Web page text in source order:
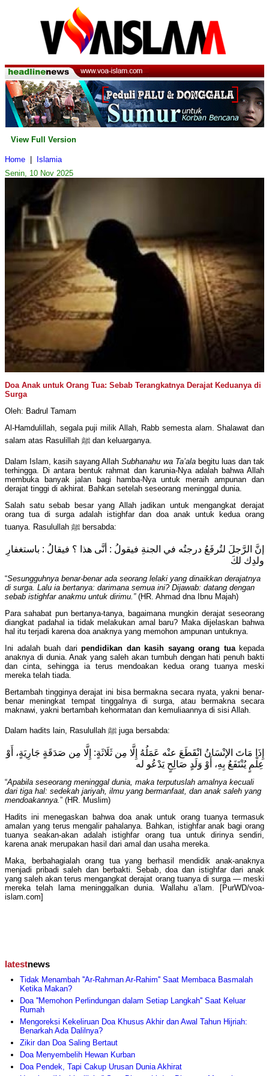
View Full Version
Home
Islamia
Senin, 10 Nov 2025
Doa Anak untuk Orang Tua: Sebab Terangkatnya Derajat Keduanya di
Surga
Oleh: Badrul Tamam
Al-Hamdulillah, segala puji milik Allah, Rabb semesta alam. Shalawat dan
salam atas Rasulillah ﷺ dan keluarganya.
Dalam Islam, kasih sayang AllahSubhanahu wa Ta’alabegitu luas dan tak
terhingga. Di antara bentuk rahmat dan karunia-Nya adalah bahwa Allah
membuka banyak jalan bagi hamba-Nya untuk meraih ampunan dan
derajat tinggi di akhirat. Bahkan setelah seseorang meninggal dunia.
Salah satu sebab besar yang Allah jadikan untuk mengangkat derajat
orang tua di surga adalah istighfar dan doa anak untuk kedua orang
tuanya. Rasulullah ﷺ bersabda:
إنَّ الرَّجلَ لتُرفَعُ درجتُه في الجنةِ فيقولُ : أنَّى هذا ؟ فيقالُ : باستغفارِ
ولدِك لكَ
“Sesungguhnya benar-benar ada seorang lelaki yang dinaikkan derajatnya
di surga. Lalu ia bertanya: darimana semua ini? Dijawab: datang dengan
sebab istighfar anakmu untuk dirimu.”(HR. Ahmad dna Ibnu Majah)
Para sahabat pun bertanya-tanya, bagaimana mungkin derajat seseorang
diangkat padahal ia tidak melakukan amal baru? Maka dijelaskan bahwa
hal itu terjadi karena doa anaknya yang memohon ampunan untuknya.
Ini adalah buah dari pendidikan dan kasih sayang orang tuakepada
anaknya di dunia. Anak yang saleh akan tumbuh dengan hati penuh bakti
dan cinta, sehingga ia terus mendoakan kedua orang tuanya meski
mereka telah tiada.
Bertambah tingginya derajat ini bisa bermakna secara nyata, yakni benar-
benar meningkat tempat tinggalnya di surga, atau bermakna secara
maknawi, yakni bertambah kehormatan dan kemuliaannya di sisi Allah.
Dalam hadits lain, Rasulullah ﷺ juga bersabda:
إِذَا مَاتَ الإنْسَانُ انْقَطَعَ عنْه عَمَلُهُ إِلَّا مِن ثَلَاثَةٍ: إِلَّا مِن صَدَقَةٍ جَارِيَةٍ، أَوْ
عِلْمٍ يُنْتَفَعُ بِهِ، أَوْ وَلَدٍ صَالِحٍ يَدْعُو له
“Apabila seseorang meninggal dunia, maka terputuslah amalnya kecuali
dari tiga hal: sedekah jariyah, ilmu yang bermanfaat, dan anak saleh yang
mendoakannya.” (HR. Muslim)
Hadits ini menegaskan bahwa doa anak untuk orang tuanya termasuk
amalan yang terus mengalir pahalanya. Bahkan, istighfar anak bagi orang
tuanya seakan-akan adalah istighfar orang tua untuk dirinya sendiri,
karena anak merupakan hasil dari amal dan usaha mereka.
Maka, berbahagialah orang tua yang berhasil mendidik anak-anaknya
menjadi pribadi saleh dan berbakti. Sebab, doa dan istighfar dari anak
yang saleh akan terus mengangkat derajat orang tuanya di surga — meski
mereka telah lama meninggalkan dunia. Wallahu a’lam. [PurWD/voa-
islam.com]
latestnews
Tidak Menambah ''Ar-Rahman Ar-Rahim'' Saat Membaca Basmalah
Ketika Makan?
Doa ''Memohon Perlindungan dalam Setiap Langkah'' Saat Keluar
Rumah
Mengoreksi Kekeliruan Doa Khusus Akhir dan Awal Tahun Hijriah:
Benarkah Ada Dalilnya?
Zikir dan Doa Saling Bertaut
Doa Menyembelih Hewan Kurban
Doa Pendek, Tapi Cakup Urusan Dunia Akhirat